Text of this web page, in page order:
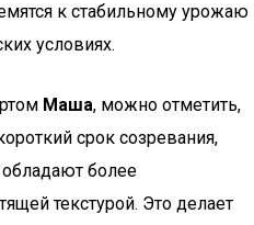
к стабильному урожаю
условиях.
Маша, можно отметить,
срок созревания,
более
текстурой. Это делает